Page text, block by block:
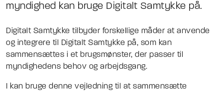
myndighed kan bruge Digitalt Samtykke på.
Digitalt Samtykke tilbyder forskellige måder at anvende
og integrere til Digitalt Samtykke på, som kan
sammensættes i et brugsmønster, der passer til
myndighedens behov og arbejdsgang.
I kan bruge denne vejledning til at sammensætte